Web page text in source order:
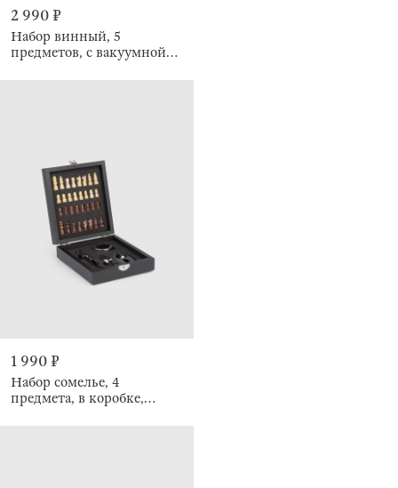
2 990 ₽
Набор винный, 5
предметов, с вакуумной
1 990 ₽
Набор сомелье, 4
предмета, в коробке,